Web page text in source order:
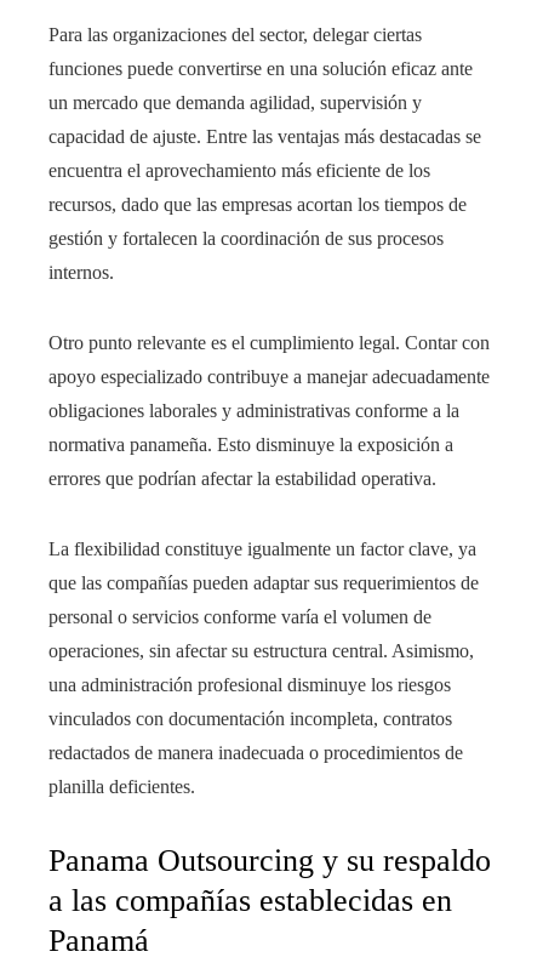
Para las organizaciones del sector, delegar ciertas
funciones puede convertirse en una solución eficaz ante
un mercado que demanda agilidad, supervisión y
capacidad de ajuste. Entre las ventajas más destacadas se
encuentra el aprovechamiento más eficiente de los
recursos, dado que las empresas acortan los tiempos de
gestión y fortalecen la coordinación de sus procesos
internos.
Otro punto relevante es el cumplimiento legal. Contar con
apoyo especializado contribuye a manejar adecuadamente
obligaciones laborales y administrativas conforme a la
normativa panameña. Esto disminuye la exposición a
errores que podrían afectar la estabilidad operativa.
La flexibilidad constituye igualmente un factor clave, ya
que las compañías pueden adaptar sus requerimientos de
personal o servicios conforme varía el volumen de
operaciones, sin afectar su estructura central. Asimismo,
una administración profesional disminuye los riesgos
vinculados con documentación incompleta, contratos
redactados de manera inadecuada o procedimientos de
planilla deficientes.
Panama Outsourcing y su respaldo
a las compañías establecidas en
Panamá